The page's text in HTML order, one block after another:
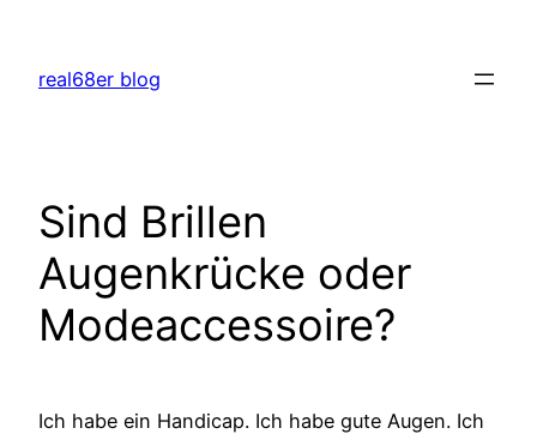
springen
real68er blog
Sind Brillen
Augenkrücke oder
Modeaccessoire?
Ich habe ein Handicap. Ich habe gute Augen. Ich